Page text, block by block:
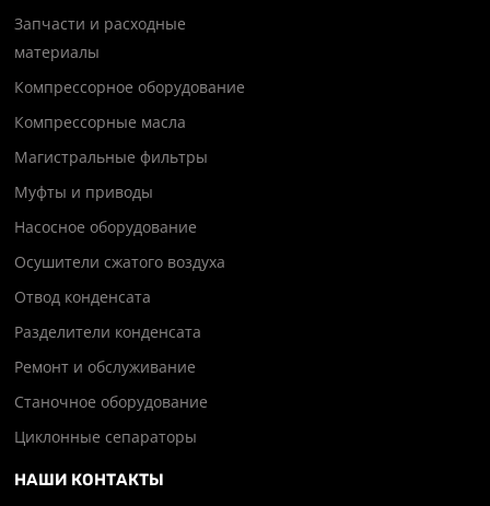
Запчасти и расходные
материалы
Компрессорное оборудование
Компрессорные масла
Магистральные фильтры
Муфты и приводы
Насосное оборудование
Осушители сжатого воздуха
Отвод конденсата
Разделители конденсата
Ремонт и обслуживание
Станочное оборудование
Циклонные сепараторы
НАШИ КОНТАКТЫ